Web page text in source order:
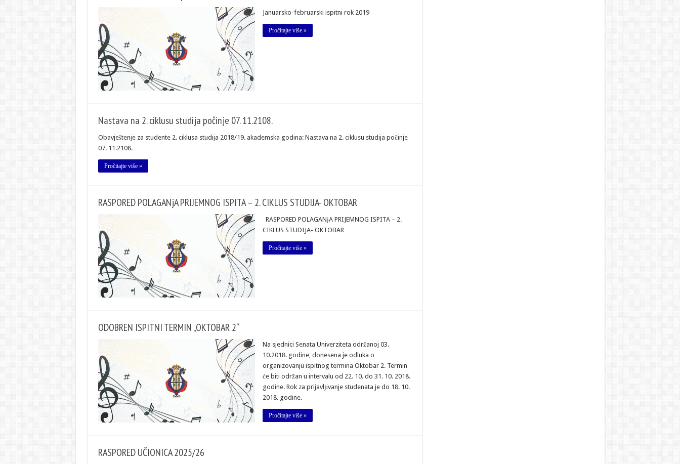
Januarsko-februarski ispitni rok 2019
Pročitajte više »
Nastava na 2. ciklusu studija počinje 07. 11.2108.
Obavještenje za studente 2. ciklusa studija 2018/19. akademska godina: Nastava na 2. ciklusu studija počinje
07. 11.2108.
Pročitajte više »
RASPORED POLAGANјA PRIJEMNOG ISPITA – 2. CIKLUS STUDIJA- OKTOBAR
RASPORED POLAGANјA PRIJEMNOG ISPITA – 2.
CIKLUS STUDIJA- OKTOBAR
Pročitajte više »
ODOBREN ISPITNI TERMIN „OKTOBAR 2“
Na sjednici Senata Univerziteta održanoj 03.
10.2018. godine, donesena je odluka o
organizovanju ispitnog termina Oktobar 2. Termin
će biti održan u intervalu od 22. 10. do 31. 10. 2018.
godine. Rok za prijavlјivanje studenata je do 18. 10.
2018. godine.
Pročitajte više »
RASPORED UČIONICA 2025/26